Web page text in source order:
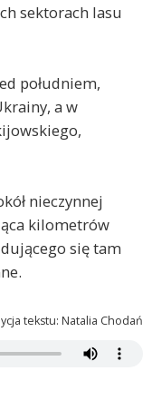
sektorach lasu
południem,
a w
nieczynnej
kilometrów
się tam
tekstu: Natalia Chodań